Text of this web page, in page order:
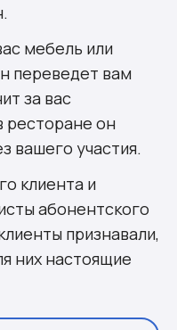
мебель или
переведет вам
за вас
ресторане он
вашего участия.
клиента и
абонентского
признавали,
них настоящие